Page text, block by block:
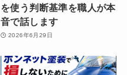
を使う判断基準を職人が本
音で話します
2026年6月29日